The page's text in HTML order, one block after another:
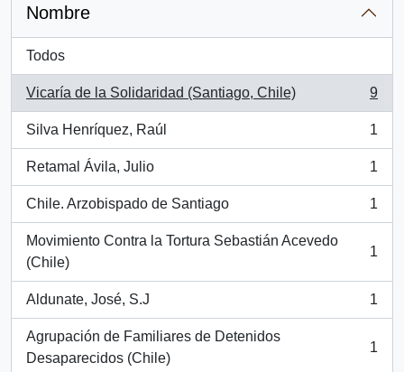
Nombre
Todos
Vicaría de la Solidaridad (Santiago, Chile)
, 9 resultados
9
Silva Henríquez, Raúl
, 1 resultados
1
Retamal Ávila, Julio
, 1 resultados
1
Chile. Arzobispado de Santiago
, 1 resultados
1
Movimiento Contra la Tortura Sebastián Acevedo
(Chile)
, 1 resultados
1
Aldunate, José, S.J
, 1 resultados
1
Agrupación de Familiares de Detenidos
Desaparecidos (Chile)
, 1 resultados
1